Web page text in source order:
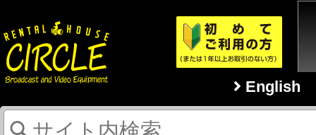
English